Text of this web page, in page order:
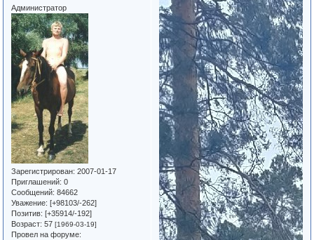
Администратор
Зарегистрирован: 2007-01-17
Приглашений: 0
Сообщений: 84662
Уважение: [+98103/-262]
Позитив: [+35914/-192]
Возраст: 57[1969-03-19]
Провел на форуме: